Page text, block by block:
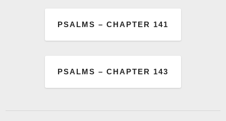
PSALMS – CHAPTER 141
PSALMS – CHAPTER 143